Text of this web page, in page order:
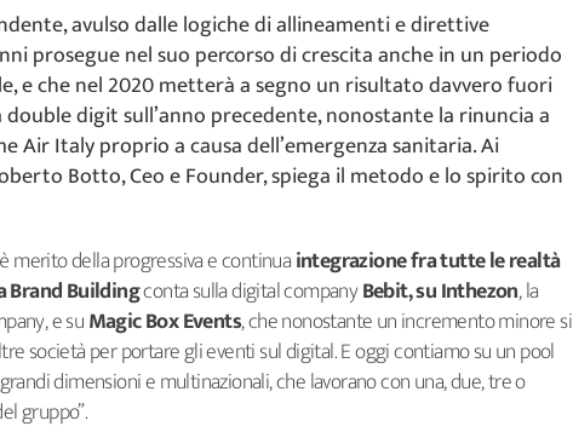
avulso dalle logiche di allineamenti e direttive
prosegue nel suo percorso di crescita anche in un periodo
e che nel 2020 metterà a segno un risultato davvero fuori
digit sull’anno precedente, nonostante la rinuncia a
Air Italy proprio a causa dell’emergenza sanitaria. Ai
Botto, Ceo e Founder, spiega il metodo e lo spirito con
merito della progressiva e continuaintegrazione fra tutte le realtà
Brand Buildingconta sulla digital companyBebit, su Inthezon, la
e suMagic Box Events, che nonostante un incremento minore si
società per portare gli eventi sul digital. E oggi contiamo su un pool
dimensioni e multinazionali, che lavorano con una, due, tre o
gruppo”.